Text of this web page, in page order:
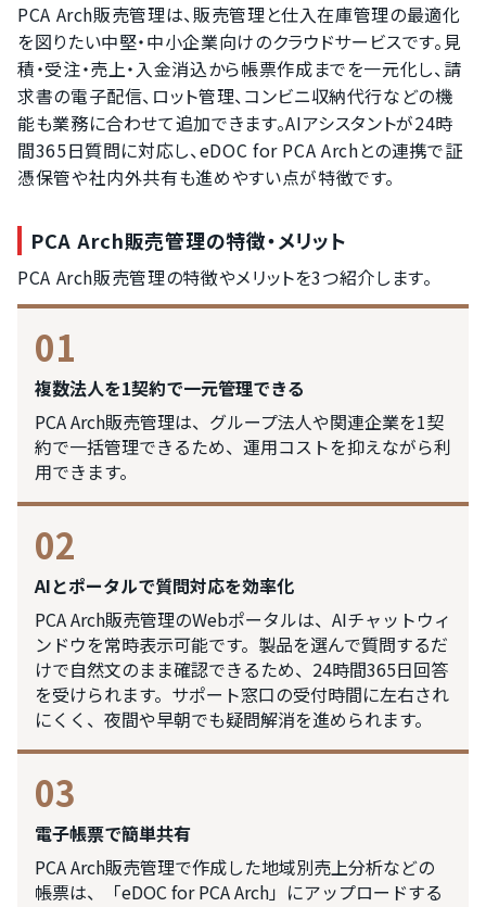
PCA Arch販売管理は、販売管理と仕入在庫管理の最適化
を図りたい中堅・中小企業向けのクラウドサービスです。見
積・受注・売上・入金消込から帳票作成までを一元化し、請
求書の電子配信、ロット管理、コンビニ収納代行などの機
能も業務に合わせて追加できます。AIアシスタントが24時
間365日質問に対応し、eDOC for PCA Archとの連携で証
憑保管や社内外共有も進めやすい点が特徴です。
PCA Arch販売管理の特徴・メリット
PCA Arch販売管理の特徴やメリットを3つ紹介します。
01
複数法人を1契約で一元管理できる
PCA Arch販売管理は、グループ法人や関連企業を1契
約で一括管理できるため、運用コストを抑えながら利
用できます。
02
AIとポータルで質問対応を効率化
PCA Arch販売管理のWebポータルは、AIチャットウィ
ンドウを常時表示可能です。製品を選んで質問するだ
けで自然文のまま確認できるため、24時間365日回答
を受けられます。サポート窓口の受付時間に左右され
にくく、夜間や早朝でも疑問解消を進められます。
03
電子帳票で簡単共有
PCA Arch販売管理で作成した地域別売上分析などの
帳票は、「eDOC for PCA Arch」にアップロードする